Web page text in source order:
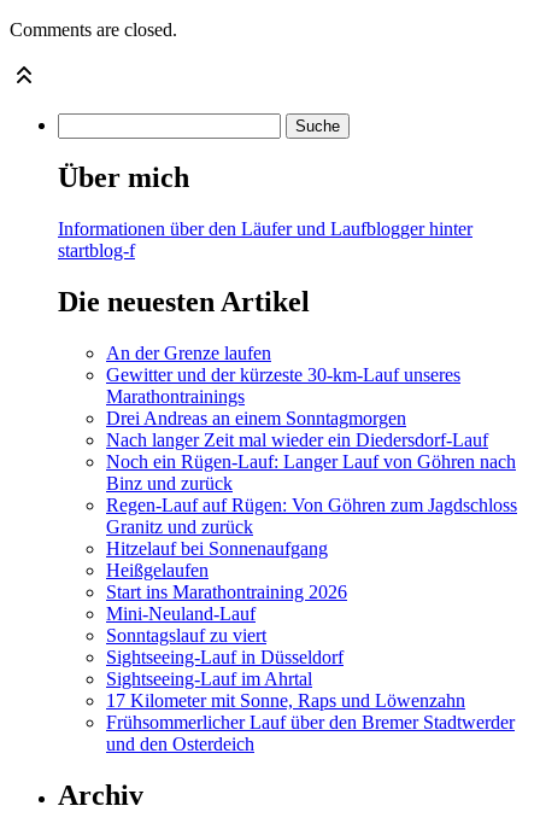
Comments are closed.
Über mich
Informationen über den Läufer und Laufblogger hinter
startblog-f
Die neuesten Artikel
An der Grenze laufen
Gewitter und der kürzeste 30-km-Lauf unseres
Marathontrainings
Drei Andreas an einem Sonntagmorgen
Nach langer Zeit mal wieder ein Diedersdorf-Lauf
Noch ein Rügen-Lauf: Langer Lauf von Göhren nach
Binz und zurück
Regen-Lauf auf Rügen: Von Göhren zum Jagdschloss
Granitz und zurück
Hitzelauf bei Sonnenaufgang
Heißgelaufen
Start ins Marathontraining 2026
Mini-Neuland-Lauf
Sonntagslauf zu viert
Sightseeing-Lauf in Düsseldorf
Sightseeing-Lauf im Ahrtal
17 Kilometer mit Sonne, Raps und Löwenzahn
Frühsommerlicher Lauf über den Bremer Stadtwerder
und den Osterdeich
Archiv